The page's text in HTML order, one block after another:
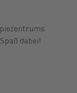
dabei!